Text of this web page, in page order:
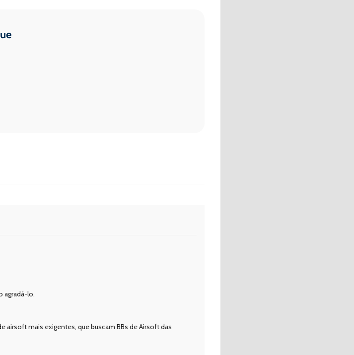
agradá-lo.
airsoft mais exigentes, que buscam BBs de Airsoft das